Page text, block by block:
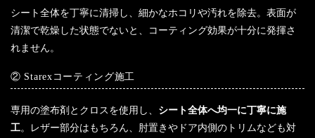
シート全体を丁寧に清掃し、細かなホコリや汚れを除去。表面が
清潔で乾燥した状態でないと、コーティング効果が十分に発揮さ
れません。
② Starexコーティング施工
専用の塗布剤とクロスを使用し、 シート全体へ均一に丁寧に施
工。レザー部分はもちろん、肘置きやドア内側のトリムなども対